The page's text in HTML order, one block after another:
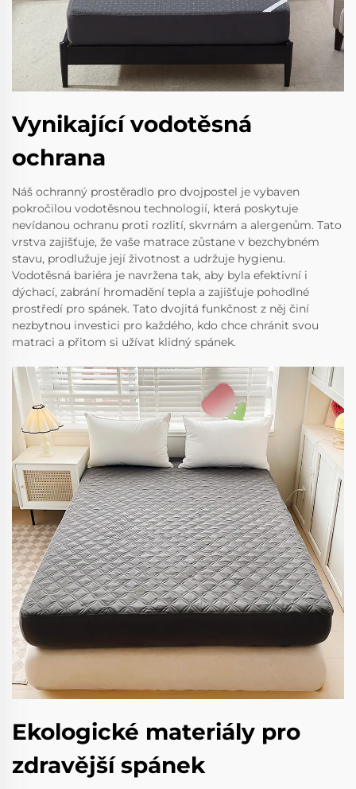
Vynikající vodotěsná
ochrana
Náš ochranný prostěradlo pro dvojpostel je vybaven
pokročilou vodotěsnou technologií, která poskytuje
nevídanou ochranu proti rozlití, skvrnám a alergenům. Tato
vrstva zajišťuje, že vaše matrace zůstane v bezchybném
stavu, prodlužuje její životnost a udržuje hygienu.
Vodotěsná bariéra je navržena tak, aby byla efektivní i
dýchací, zabrání hromadění tepla a zajišťuje pohodlné
prostředí pro spánek. Tato dvojitá funkčnost z něj činí
nezbytnou investici pro každého, kdo chce chránit svou
matraci a přitom si užívat klidný spánek.
Ekologické materiály pro
zdravější spánek